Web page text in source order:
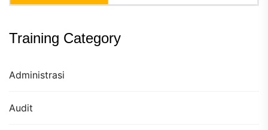
Training Category
Administrasi
Audit